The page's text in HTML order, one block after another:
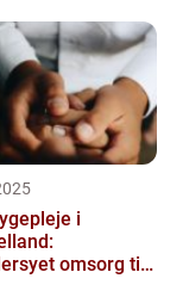
i
omsorg til